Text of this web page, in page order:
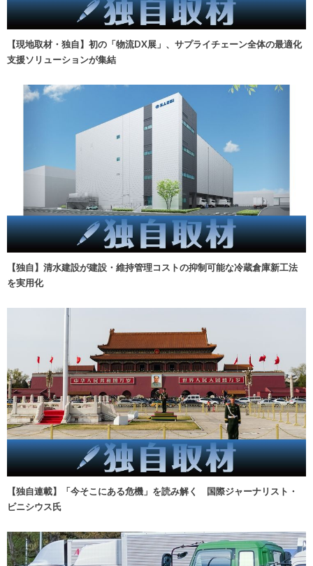
【現地取材・独自】初の「物流DX展」、サプライチェーン全体の最適化
支援ソリューションが集結
【独自】清水建設が建設・維持管理コストの抑制可能な冷蔵倉庫新工法
を実用化
【独自連載】「今そこにある危機」を読み解く 国際ジャーナリスト・
ビニシウス氏